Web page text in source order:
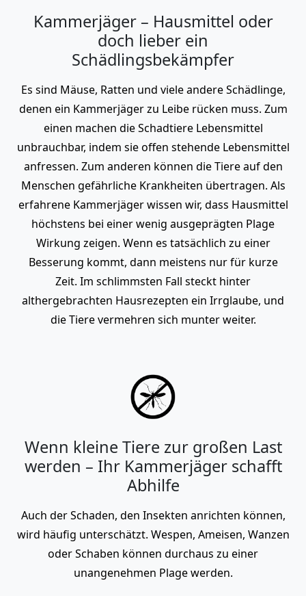
Kammerjäger – Hausmittel oder
doch lieber ein
Schädlingsbekämpfer
Es sind Mäuse, Ratten und viele andere Schädlinge,
denen ein Kammerjäger zu Leibe rücken muss. Zum
einen machen die Schadtiere Lebensmittel
unbrauchbar, indem sie offen stehende Lebensmittel
anfressen. Zum anderen können die Tiere auf den
Menschen gefährliche Krankheiten übertragen. Als
erfahrene Kammerjäger wissen wir, dass Hausmittel
höchstens bei einer wenig ausgeprägten Plage
Wirkung zeigen. Wenn es tatsächlich zu einer
Besserung kommt, dann meistens nur für kurze
Zeit. Im schlimmsten Fall steckt hinter
althergebrachten Hausrezepten ein Irrglaube, und
die Tiere vermehren sich munter weiter.
Wenn kleine Tiere zur großen Last
werden – Ihr Kammerjäger schafft
Abhilfe
Auch der Schaden, den Insekten anrichten können,
wird häufig unterschätzt. Wespen, Ameisen, Wanzen
oder Schaben können durchaus zu einer
unangenehmen Plage werden.